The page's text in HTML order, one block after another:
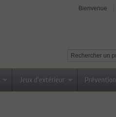
Bienvenue
Jeux d'extérieur Prévention